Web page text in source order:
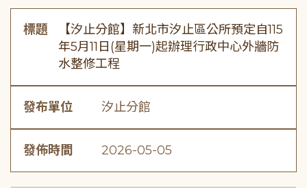
標題
【汐止分館】新北市汐止區公所預定自115
年5月11日(星期一)起辦理行政中心外牆防
水整修工程
發布單位 汐止分館
發佈時間 2026-05-05